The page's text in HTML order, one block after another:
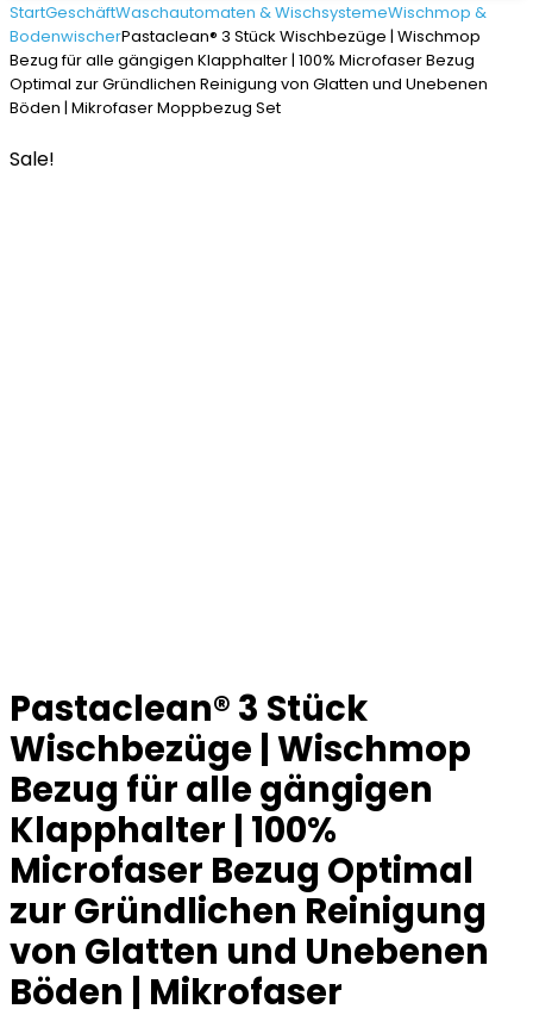
StartGeschäftWaschautomaten & WischsystemeWischmop &
BodenwischerPastaclean® 3 Stück Wischbezüge | Wischmop
Bezug für alle gängigen Klapphalter | 100% Microfaser Bezug
Optimal zur Gründlichen Reinigung von Glatten und Unebenen
Böden | Mikrofaser Moppbezug Set
Sale!
Pastaclean® 3 Stück
Wischbezüge | Wischmop
Bezug für alle gängigen
Klapphalter | 100%
Microfaser Bezug Optimal
zur Gründlichen Reinigung
von Glatten und Unebenen
Böden | Mikrofaser